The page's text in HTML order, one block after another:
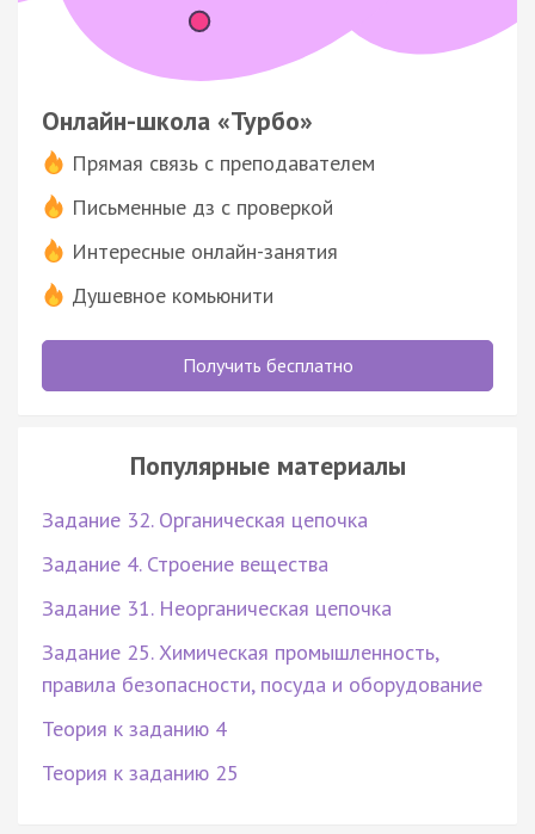
Онлайн-школа «Турбо»
Прямая связь с преподавателем
Письменные дз с проверкой
Интересные онлайн-занятия
Душевное комьюнити
Получить бесплатно
Популярные материалы
Задание 32. Органическая цепочка
Задание 4. Строение вещества
Задание 31. Неорганическая цепочка
Задание 25. Химическая промышленность,
правила безопасности, посуда и оборудование
Теория к заданию 4
Теория к заданию 25